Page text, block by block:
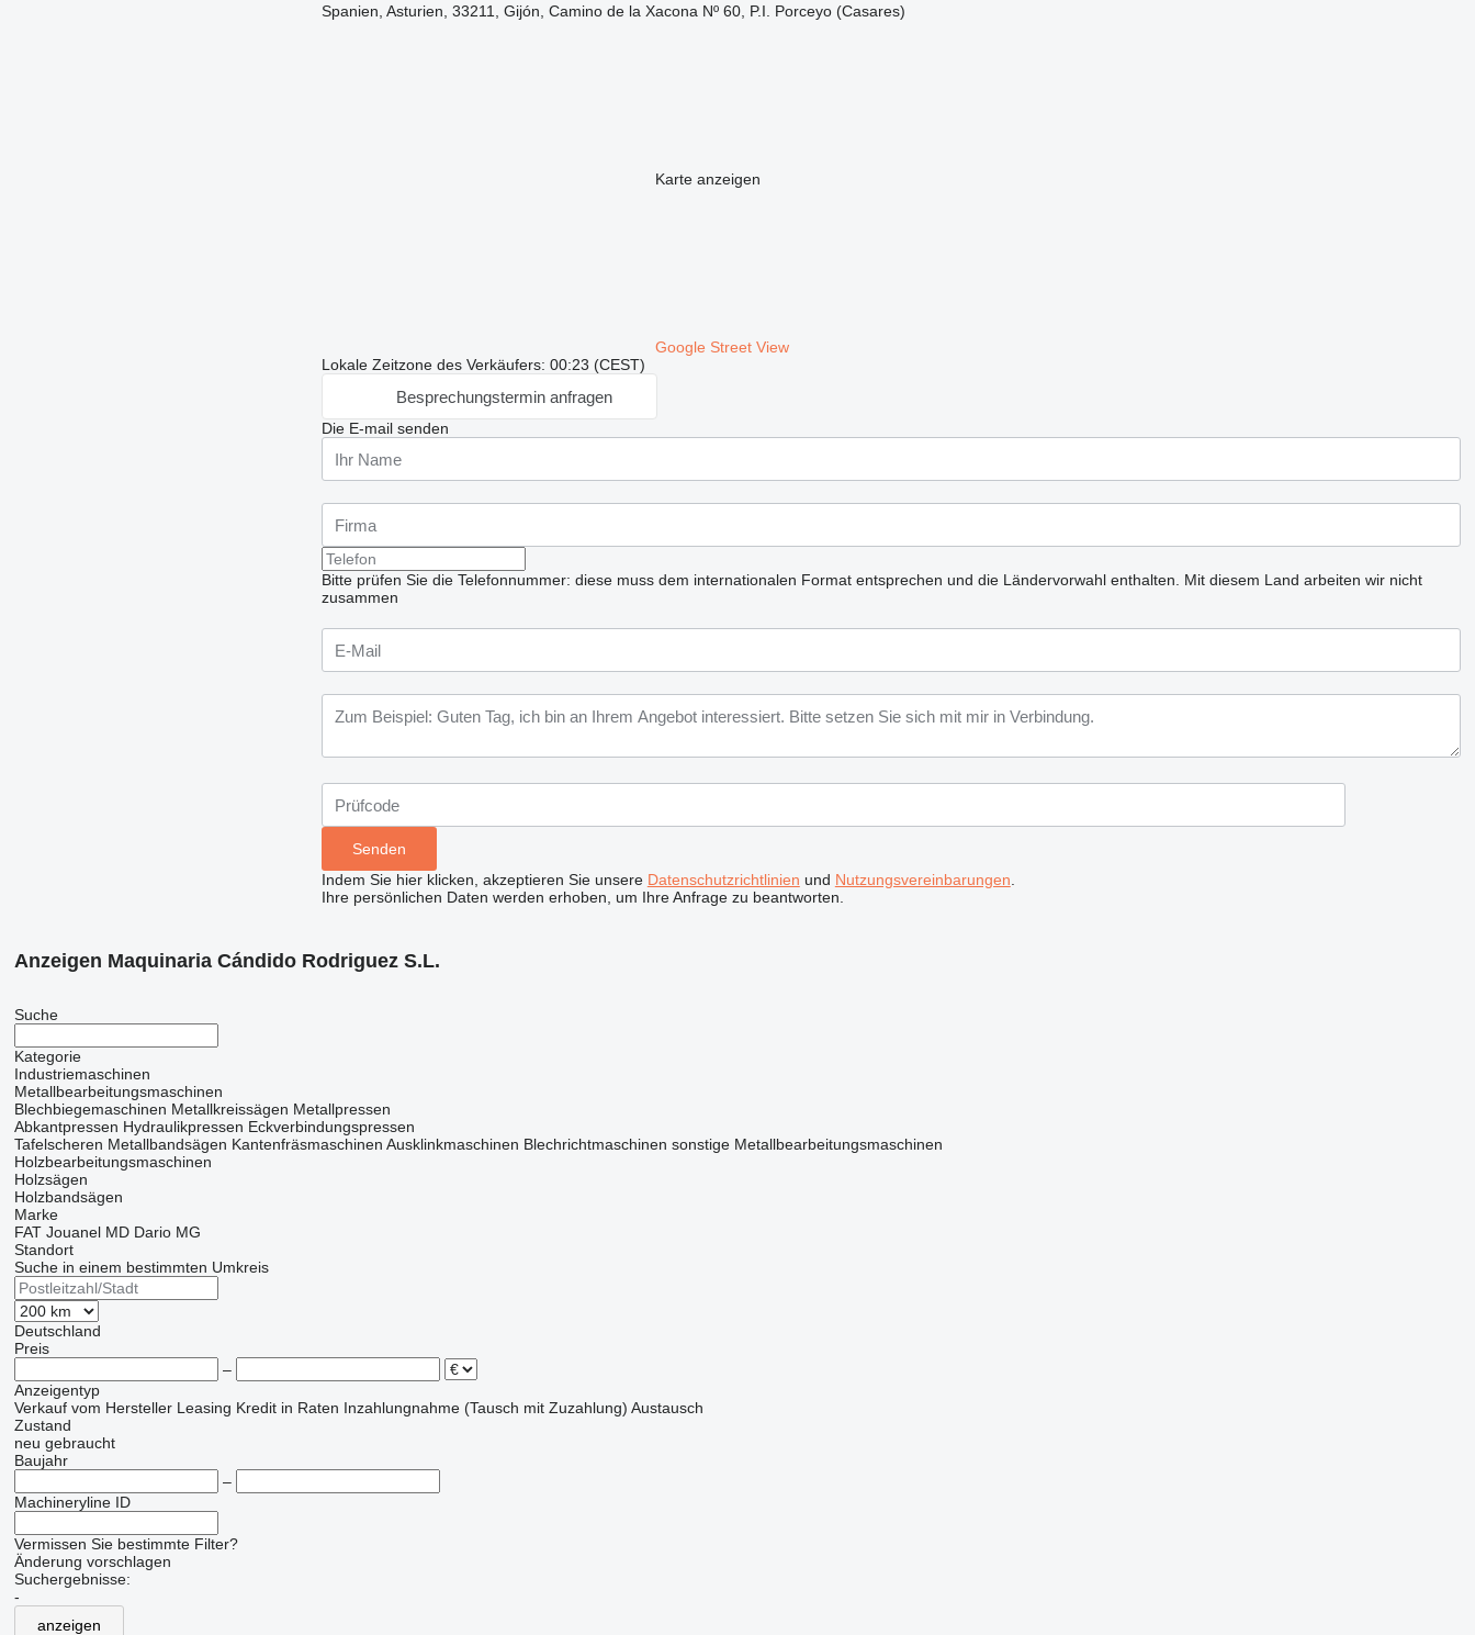
Spanien, Asturien, 33211, Gijón, Camino de la Xacona Nº 60, P.I. Porceyo (Casares)
Karte anzeigen
Google Street View
Lokale Zeitzone des Verkäufers: 00:23 (CEST)
Besprechungstermin anfragen
Die E-mail senden
Bitte prüfen Sie die Telefonnummer: diese muss dem internationalen Format entsprechen und die Ländervorwahl enthalten.
Mit diesem Land arbeiten wir nicht
zusammen
Indem Sie hier klicken, akzeptieren Sie unsere Datenschutzrichtlinien und Nutzungsvereinbarungen
Ihre persönlichen Daten werden erhoben, um Ihre Anfrage zu beantworten.
Anzeigen Maquinaria Cándido Rodriguez S.L.
Suche
Kategorie
Industriemaschinen
Metallbearbeitungsmaschinen
Blechbiegemaschinen Metallkreissägen Metallpressen
Abkantpressen Hydraulikpressen Eckverbindungspressen
Tafelscheren Metallbandsägen Kantenfräsmaschinen Ausklinkmaschinen Blechrichtmaschinen sonstige Metallbearbeitungsmaschinen
Holzbearbeitungsmaschinen
Holzsägen
Holzbandsägen
Marke
FAT Jouanel MD Dario MG
Standort
Suche in einem bestimmten Umkreis
Deutschland
Preis
–
Anzeigentyp
Verkauf vom Hersteller Leasing Kredit in Raten Inzahlungnahme (Tausch mit Zuzahlung) Austausch
Zustand
neu gebraucht
Baujahr
–
Machineryline ID
Vermissen Sie bestimmte Filter?
Änderung vorschlagen
Suchergebnisse:
-
anzeigen